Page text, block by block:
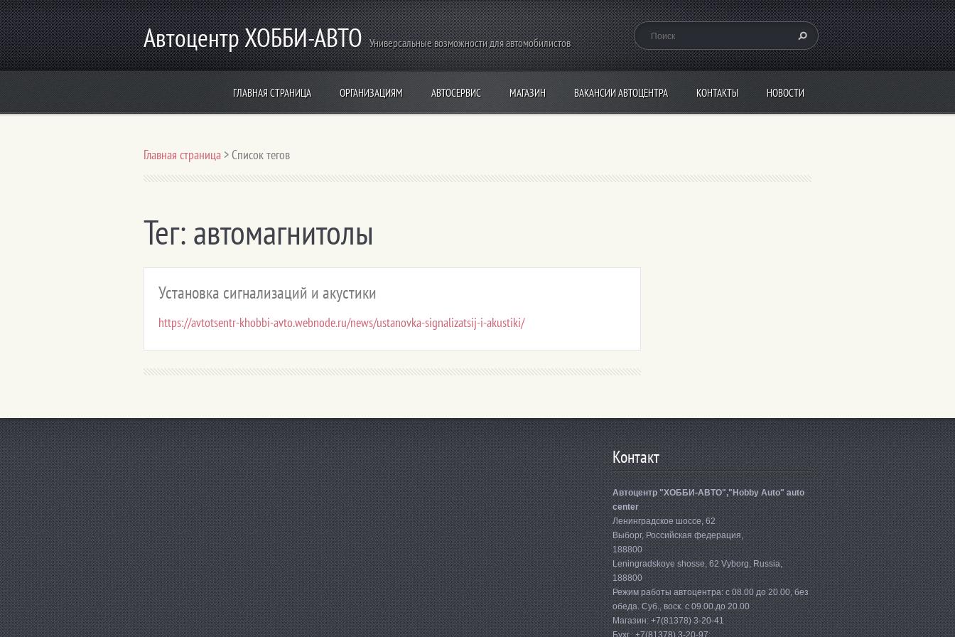
Автоцентр ХОББИ-АВТО Универсальные возможности для автомобилистов
ГЛАВНАЯ СТРАНИЦА ОРГАНИЗАЦИЯМ АВТОСЕРВИС МАГАЗИН ВАКАНСИИ АВТОЦЕНТРА КОНТАКТЫ НОВОСТИ
Главная страница >Список тегов
Тег: автомагнитолы
Установка сигнализаций и акустики
https://avtotsentr-khobbi-avto.webnode.ru/news/ustanovka-signalizatsij-i-akustiki/
Koнтакт
Автоцентр "ХОББИ-АВТО","Hobby Auto" auto
center
Ленинградское шоссе, 62
Выборг, Российская федерация,
188800
Leningradskoye shosse, 62 Vyborg, Russia,
188800
Режим работы автоцентра: с 08.00 до 20.00, без
обеда. Суб., воск. с 09.00.до 20.00
Магазин: +7(81378) 3-20-41
Бухг.: +7(81378) 3-20-97;